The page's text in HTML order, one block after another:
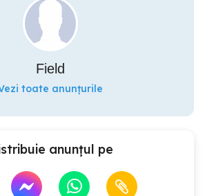
Field
toate anunțurile
anunțul pe